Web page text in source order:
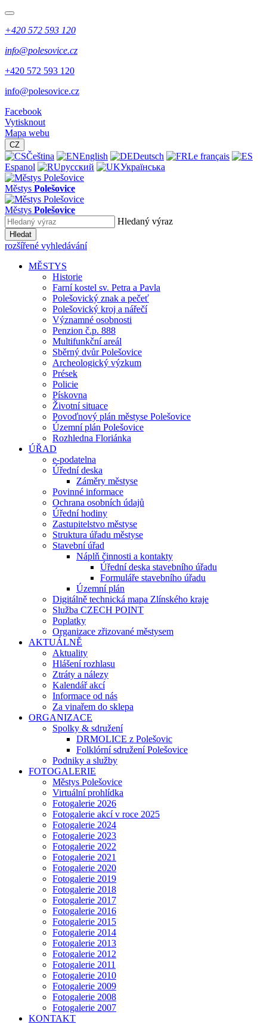
+420 572 593 120
info@polesovice.cz
+420 572 593 120
info@polesovice.cz
Facebook
Vytisknout
Mapa webu
CZ
Čeština English Deutsch
Le français
Espanol
русский Українська
Městys Polešovice
Městys Polešovice
Hledaný výraz
Hledat
rozšířené vyhledávání
MĚSTYS
Historie
Farní kostel sv. Petra a Pavla
Polešovický znak a pečeť
Polešovický kroj a nářečí
Významné osobnosti
Penzion č.p. 888
Multifunkční areál
Sběrný dvůr Polešovice
Archeologický výzkum
Prések
Policie
Pískovna
Životní situace
Povoďnový plán městyse Polešovice
Územní plán Polešovice
Rozhledna Floriánka
ÚŘAD
e-podatelna
Úřední deska
Záměry městyse
Povinné informace
Ochrana osobních údajů
Úřední hodiny
Zastupitelstvo městyse
Struktura úřadu městyse
Stavební úřad
Náplň činnosti a kontakty
Úřední deska stavebního úřadu
Formuláře stavebního úřadu
Územní plán
Digitálně technická mapa Zlínského kraje
Služba CZECH POINT
Poplatky
Organizace zřizované městysem
AKTUÁLNĚ
Aktuality
Hlášení rozhlasu
Ztráty a nálezy
Kalendář akcí
Informace od nás
Za vinařem do sklepa
ORGANIZACE
Spolky & sdružení
DRMOLICE z Polešovic
Folklórní sdružení Polešovice
Podniky a služby
FOTOGALERIE
Městys Polešovice
Virtuální prohlídka
Fotogalerie 2026
Fotogalerie akcí v roce 2025
Fotogalerie 2024
Fotogalerie 2023
Fotogalerie 2022
Fotogalerie 2021
Fotogalerie 2020
Fotogalerie 2019
Fotogalerie 2018
Fotogalerie 2017
Fotogalerie 2016
Fotogalerie 2015
Fotogalerie 2014
Fotogalerie 2013
Fotogalerie 2012
Fotogalerie 2011
Fotogalerie 2010
Fotogalerie 2009
Fotogalerie 2008
Fotogalerie 2007
KONTAKT